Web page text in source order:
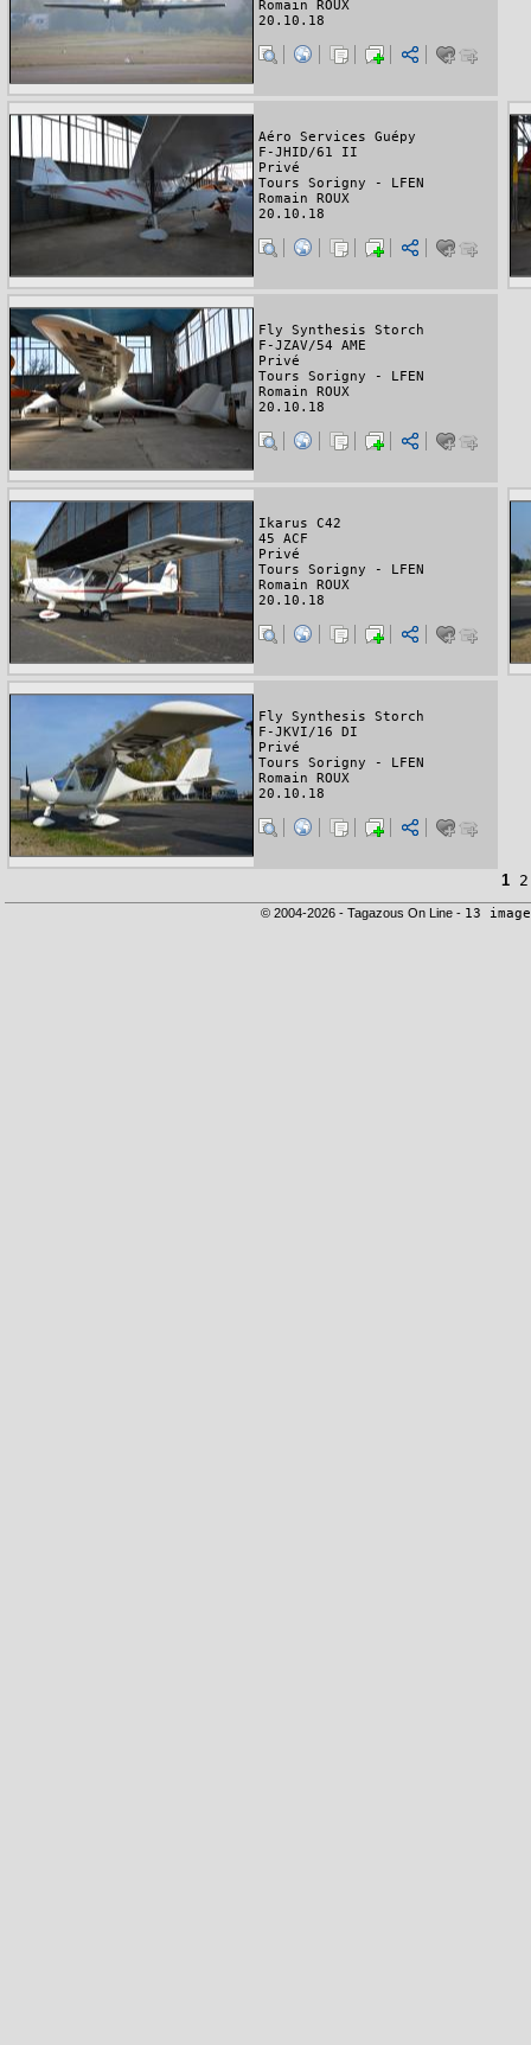
Romain ROUX
20.10.18
Aéro Services Guépy
F-JHID/61 II
Privé
Tours Sorigny - LFEN
Romain ROUX
20.10.18
Fly Synthesis Storch
F-JZAV/54 AME
Privé
Tours Sorigny - LFEN
Romain ROUX
20.10.18
Ikarus C42
45 ACF
Privé
Tours Sorigny - LFEN
Romain ROUX
20.10.18
Fly Synthesis Storch
F-JKVI/16 DI
Privé
Tours Sorigny - LFEN
Romain ROUX
20.10.18
1 2
© 2004-2026 - Tagazous On Line - 13